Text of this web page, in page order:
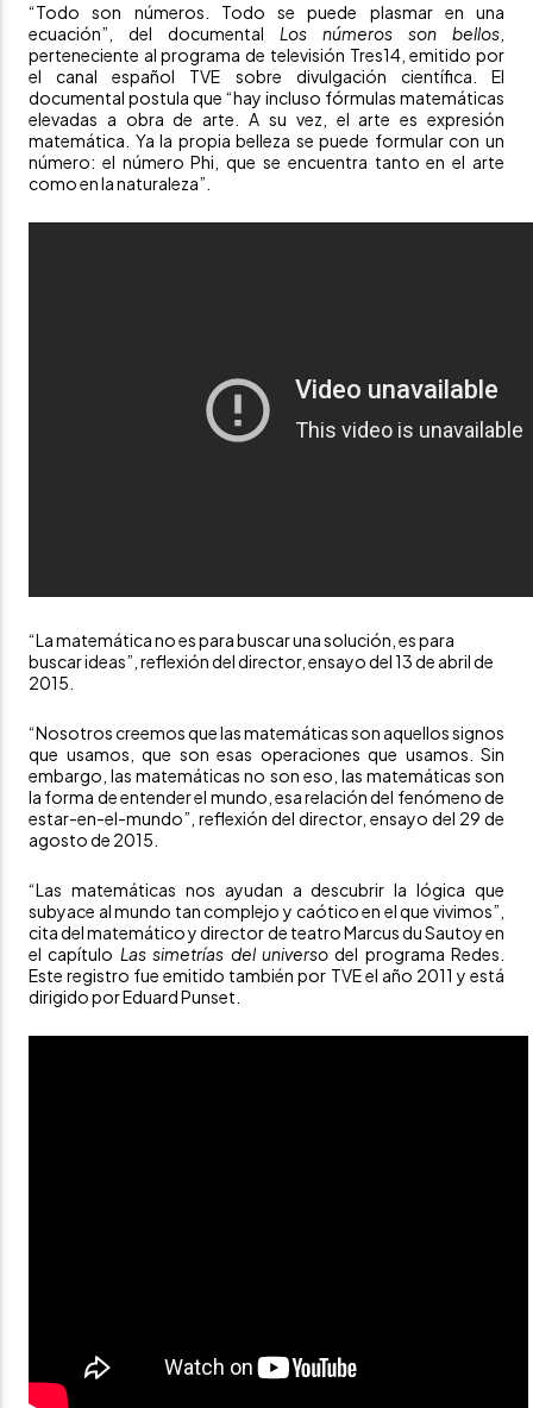
“Todo son números. Todo se puede plasmar en una
ecuación”, del documental Los números son bellos
perteneciente al programa de televisión Tres14, emitido por
el canal español TVE sobre divulgación científica. El
documental postula que “hay incluso fórmulas matemáticas
elevadas a obra de arte. A su vez, el arte es expresión
matemática. Ya la propia belleza se puede formular con un
número: el número Phi, que se encuentra tanto en el arte
como en la naturaleza”.
“La matemática no es para buscar una solución, es para
buscar ideas”, reflexión del director, ensayo del 13 de abril de
2015.
“Nosotros creemos que las matemáticas son aquellos signos
que usamos, que son esas operaciones que usamos. Sin
embargo, las matemáticas no son eso, las matemáticas son
la forma de entender el mundo, esa relación del fenómeno de
estar-en-el-mundo”, reflexión del director, ensayo del 29 de
agosto de 2015.
“Las matemáticas nos ayudan a descubrir la lógica que
subyace al mundo tan complejo y caótico en el que vivimos”,
cita del matemático y director de teatro Marcus du Sautoy en
el capítulo Las simetrías del universodel programa Redes.
Este registro fue emitido también por TVE el año 2011 y está
dirigido por Eduard Punset.